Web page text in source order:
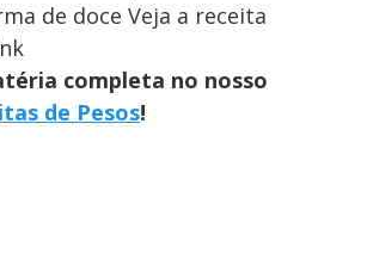
de doce Veja a receita
completa no nosso
de Pesos!